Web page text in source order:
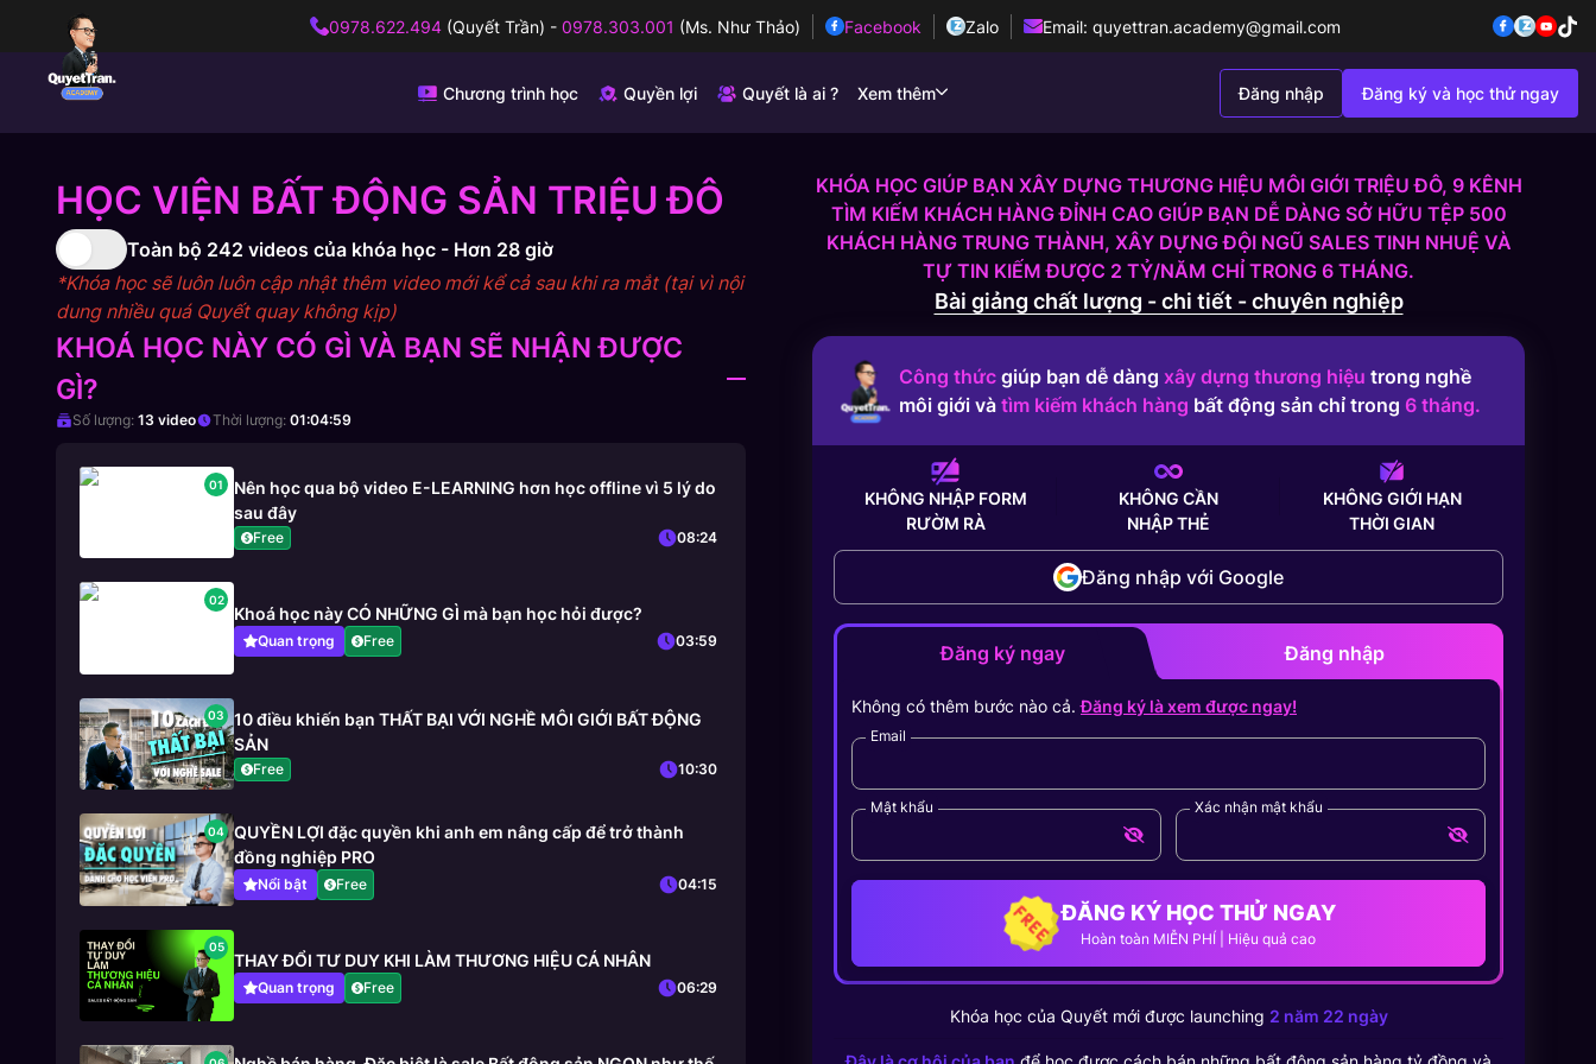
0978.622.494 (Quyết Trần) - 0978.303.001 (Ms. Như Thảo) Facebook Zalo Email: quyettran.academy@gmail.com
Chương trình học Quyền lợi Quyết là ai ? Xem thêm Đăng nhập Đăng ký và học thử ngay
HỌC VIỆN BẤT ĐỘNG SẢN TRIỆU ĐÔ
Toàn bộ 242 videos của khóa học - Hơn 28 giờ
*Khóa học sẽ luôn luôn cập nhật thêm video mới kể cả sau khi ra mắt (tại vì nội
dung nhiều quá Quyết quay không kịp)
KHOÁ HỌC NÀY CÓ GÌ VÀ BẠN SẼ NHẬN ĐƯỢC
GÌ?
Số lượng: 13 video Thời lượng: 01:04:59
01
Nên học qua bộ video E-LEARNING hơn học offline vì 5 lý do
sau đây
Free 08:24
02
Khoá học này CÓ NHỮNG GÌ mà bạn học hỏi được?
Quan trọng Free 03:59
03
10 điều khiến bạn THẤT BẠI VỚI NGHỀ MÔI GIỚI BẤT ĐỘNG
SẢN
Free 10:30
04
QUYỀN LỢI đặc quyền khi anh em nâng cấp để trở thành
đồng nghiệp PRO
Nổi bật Free 04:15
05
THAY ĐỔI TƯ DUY KHI LÀM THƯƠNG HIỆU CÁ NHÂN
Quan trọng Free 06:29
KHÓA HỌC GIÚP BẠN XÂY DỰNG THƯƠNG HIỆU MÔI GIỚI TRIỆU ĐÔ, 9 KÊNH
TÌM KIẾM KHÁCH HÀNG ĐỈNH CAO GIÚP BẠN DỄ DÀNG SỞ HỮU TỆP 500
KHÁCH HÀNG TRUNG THÀNH, XÂY DỰNG ĐỘI NGŨ SALES TINH NHUỆ VÀ
TỰ TIN KIẾM ĐƯỢC 2 TỶ/NĂM CHỈ TRONG 6 THÁNG.
Bài giảng chất lượng - chi tiết - chuyên nghiệp
Công thức giúp bạn dễ dàng xây dựng thương hiệu trong nghề
môi giới và tìm kiếm khách hàng bất động sản chỉ trong 6 tháng.
KHÔNG NHẬP FORM
RƯỜM RÀ
KHÔNG CẦN
NHẬP THẺ
KHÔNG GIỚI HẠN
THỜI GIAN
Đăng nhập với Google
Đăng ký ngay Đăng nhập
Không có thêm bước nào cả.Đăng ký là xem được ngay!
Email
Mật khẩu Xác nhận mật khẩu
ĐĂNG KÝ HỌC THỬ NGAY
Hoàn toàn MIỄN PHÍ | Hiệu quả cao
Khóa học của Quyếtmới được launching 2 năm 22 ngày